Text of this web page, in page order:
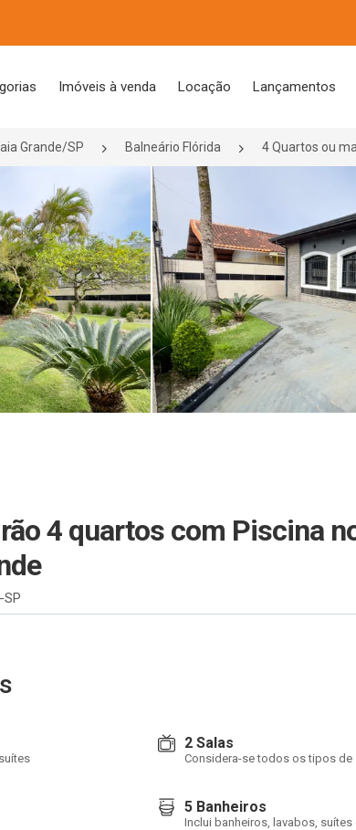
Imóveis à venda Locação Lançamentos
Grande/SP Balneário Flórida 4 Quartos ou
4 quartos com Piscina
SP
2 Salas
Considera-se todos os tipos de
5 Banheiros
Inclui banheiros, lavabos,